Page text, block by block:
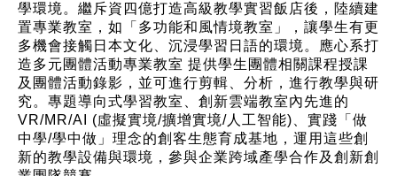
學環境。繼斥資四億打造高級教學實習飯店後，陸續建
置專業教室，如「多功能和風情境教室」，讓學生有更
多機會接觸日本文化、沉浸學習日語的環境。應心系打
造多元團體活動專業教室 提供學生團體相關課程授課
及團體活動錄影，並可進行剪輯、分析，進行教學與研
究。專題導向式學習教室、創新雲端教室內先進的
VR/MR/AI (虛擬實境/擴增實境/人工智能)、實踐「做
中學/學中做」理念的創客生態育成基地，運用這些創
新的教學設備與環境，參與企業跨域產學合作及創新創